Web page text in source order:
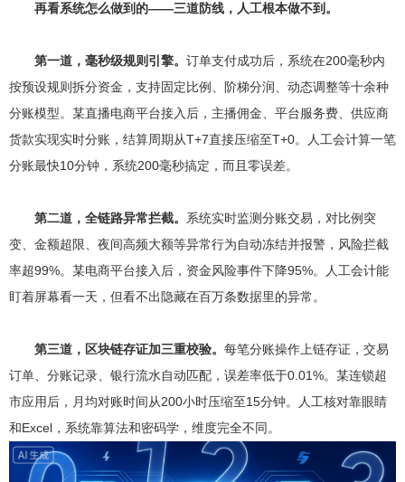
再看系统怎么做到的——三道防线，人工根本做不到。
第一道，毫秒级规则引擎。 订单支付成功后，系统在200毫秒内
按预设规则拆分资金，支持固定比例、阶梯分润、动态调整等十余种
分账模型。某直播电商平台接入后，主播佣金、平台服务费、供应商
货款实现实时分账，结算周期从T+7直接压缩至T+0。人工会计算一笔
分账最快10分钟，系统200毫秒搞定，而且零误差。
第二道，全链路异常拦截。 系统实时监测分账交易，对比例突
变、金额超限、夜间高频大额等异常行为自动冻结并报警，风险拦截
率超99%。某电商平台接入后，资金风险事件下降95%。人工会计能
盯着屏幕看一天，但看不出隐藏在百万条数据里的异常。
第三道，区块链存证加三重校验。 每笔分账操作上链存证，交易
订单、分账记录、银行流水自动匹配，误差率低于0.01%。某连锁超
市应用后，月均对账时间从200小时压缩至15分钟。人工核对靠眼睛
和Excel，系统靠算法和密码学，维度完全不同。